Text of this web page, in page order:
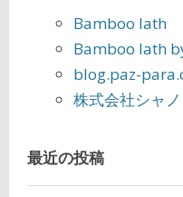
Bamboo lath
Bamboo lath
blog.paz-
株式会社シャ
最近の投稿